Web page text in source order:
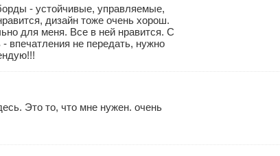
- устойчивые, управляемые,
дизайн тоже очень хорош.
для меня. Все в ней нравится. С
впечатления не передать, нужно
Это то, что мне нужен. очень